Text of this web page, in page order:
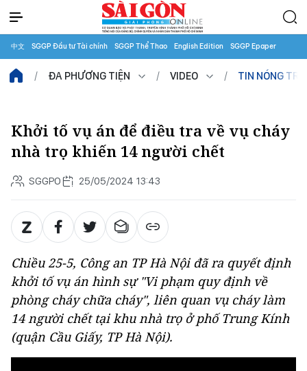
中文 SGGP Đầu tư Tài chính SGGP Thể Thao English Edition SGGP Epaper
ĐA PHƯƠNG TIỆN VIDEO TIN NÓNG
Khởi tố vụ án để điều tra về vụ cháy
nhà trọ khiến 14 người chết
SGGPO 25/05/2024 13:43
Chiều 25-5, Công an TP Hà Nội đã ra quyết định
khởi tố vụ án hình sự "Vi phạm quy định về
phòng cháy chữa cháy", liên quan vụ cháy làm
14 người chết tại khu nhà trọ ở phố Trung Kính
(quận Cầu Giấy, TP Hà Nội).